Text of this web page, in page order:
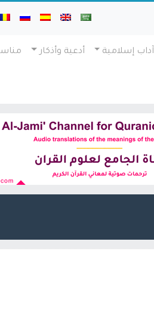
آداب إسلامية أدعية وأذكار